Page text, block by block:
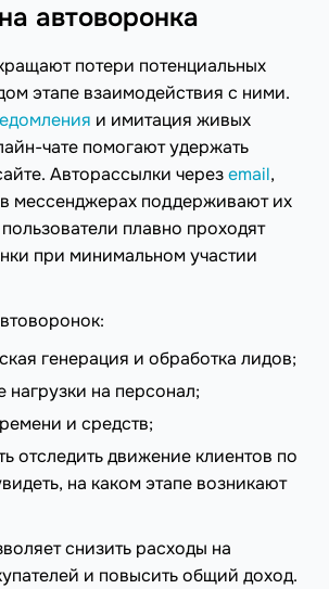
автоворонка
потери потенциальных
этапе взаимодействия с ними.
и имитация живых
чате помогают удержать
Авторассылки черезemail,
в мессенджерах поддерживают их
плавно проходят
при минимальном участии
генерация и обработка лидов;
на персонал;
и средств;
отследить движение клиентов по
на каком этапе возникают
снизить расходы на
и повысить общий доход.